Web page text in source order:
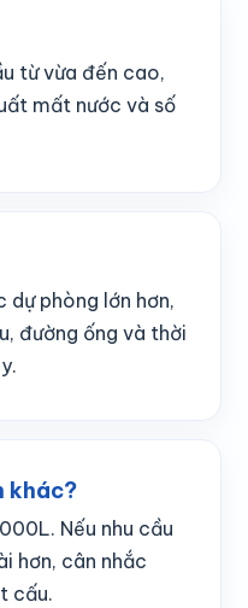
từ vừa đến cao,
mất nước và số
dự phòng lớn hơn,
đường ống và thời
khác?
Nếu nhu cầu
hơn, cân nhắc
cấu.